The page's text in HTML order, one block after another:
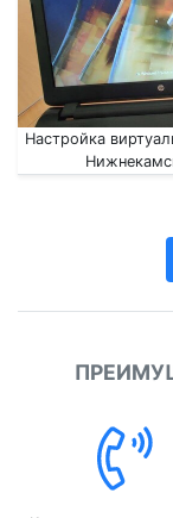
Настройка